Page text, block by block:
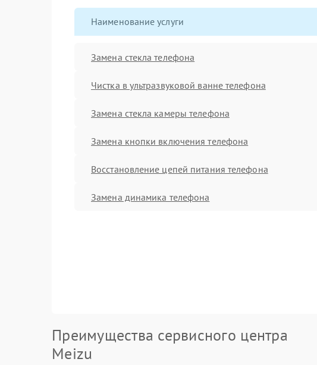
Наименование услуги
Замена стекла телефона
Чистка в ультразвуковой ванне телефона
Замена стекла камеры телефона
Замена кнопки включения телефона
Восстановление цепей питания телефона
Замена динамика телефона
Преимущества сервисного центра
Meizu